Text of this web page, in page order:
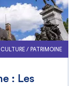
CULTURE / PATRIMOINE
: Les